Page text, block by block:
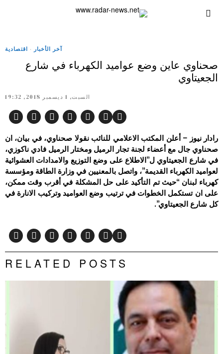
آخر الأخبار · اقتصادية
صحناوي عاين وضع عواميد الكهرباء في شارع
الجعيتاوي
السبت, 1 ديسمبر 2018, 19:32
رادار نيوز – أعلن المكتب الاعلامي للنائب نقولا صحناوي، في بيان، ان
صحناوي جال مع أعضاء لجنة تجار الرميل ومختار الرميل فادي ناكوزي،
في شارع الجعيتاوي ل”الاطلاع على وضع التوزيع والامدادات العشوائية
لعواميد الكهرباء القديمة”، واتصل بالمعنيين في وزارة الطاقة ومؤسسة
كهرباء لبنان “حيث تم التأكيد على حل المشكلة في أقرب وقت ممكن،
على ان تستكمل الخطوات في ترتيب وضع العواميد وتركيب الانارة في
كل شارع الجعيتاوي”.
RELATED POSTS